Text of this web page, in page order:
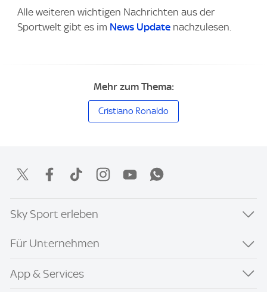
Alle weiteren wichtigen Nachrichten aus der
Sportwelt gibt es im News Update nachzulesen.
Mehr zum Thema:
Cristiano Ronaldo
Sky Sport erleben
Für Unternehmen
App & Services